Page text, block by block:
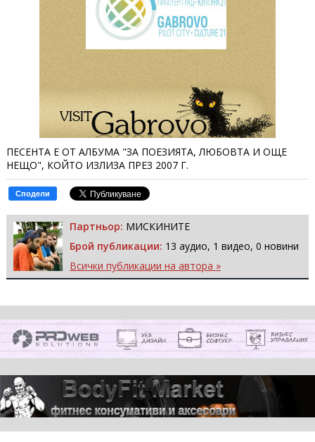
ПЕСЕНТА Е ОТ АЛБУМА "ЗА ПОЕЗИЯТА, ЛЮБОВТА И ОЩЕ
НЕЩО", КОЙТО ИЗЛИЗА ПРЕЗ 2007 Г.
Сподели
Партньор: МИСКИНИТЕ
Брой публикации: 13 аудио, 1 видео, 0 новини
Всички публикации на автора »